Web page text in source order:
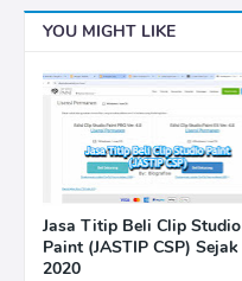
YOU MIGHT LIKE
Jasa Titip Beli Clip Studio
Paint (JASTIP CSP) Sejak
2020